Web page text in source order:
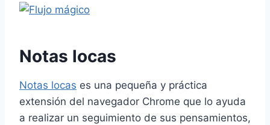
Notas locas
Notas locas es una pequeña y práctica
extensión del navegador Chrome que lo ayuda
a realizar un seguimiento de sus pensamientos,